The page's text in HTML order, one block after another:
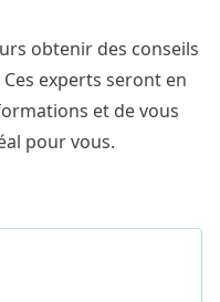
obtenir des conseils
experts seront en
et de vous
pour vous.